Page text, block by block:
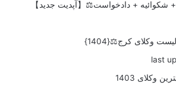
شکوائیه + دادخواست⚖️【آپدیت جدید】
وکلای کرج⚖️{1404}
وکلای 1403